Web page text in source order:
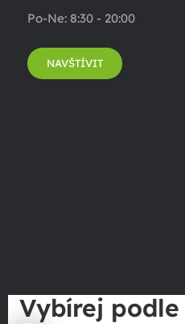
Po-Ne: 8:30 - 20:00
NAVŠTÍVIT
Vybírej